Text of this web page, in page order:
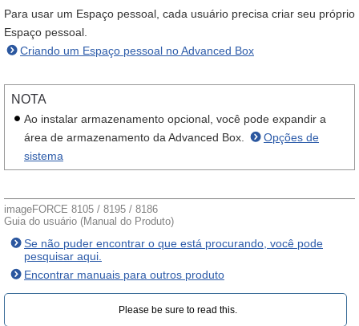
Para usar um Espaço pessoal, cada usuário precisa criar seu próprio
Espaço pessoal.
Criando um Espaço pessoal no Advanced Box
NOTA
Ao instalar armazenamento opcional, você pode expandir a
área de armazenamento da Advanced Box.
Opções de
sistema
imageFORCE 8105 / 8195 / 8186
Guia do usuário (Manual do Produto)
Se não puder encontrar o que está procurando, você pode
pesquisar aqui.
Encontrar manuais para outros produto
Please be sure to read this.‎